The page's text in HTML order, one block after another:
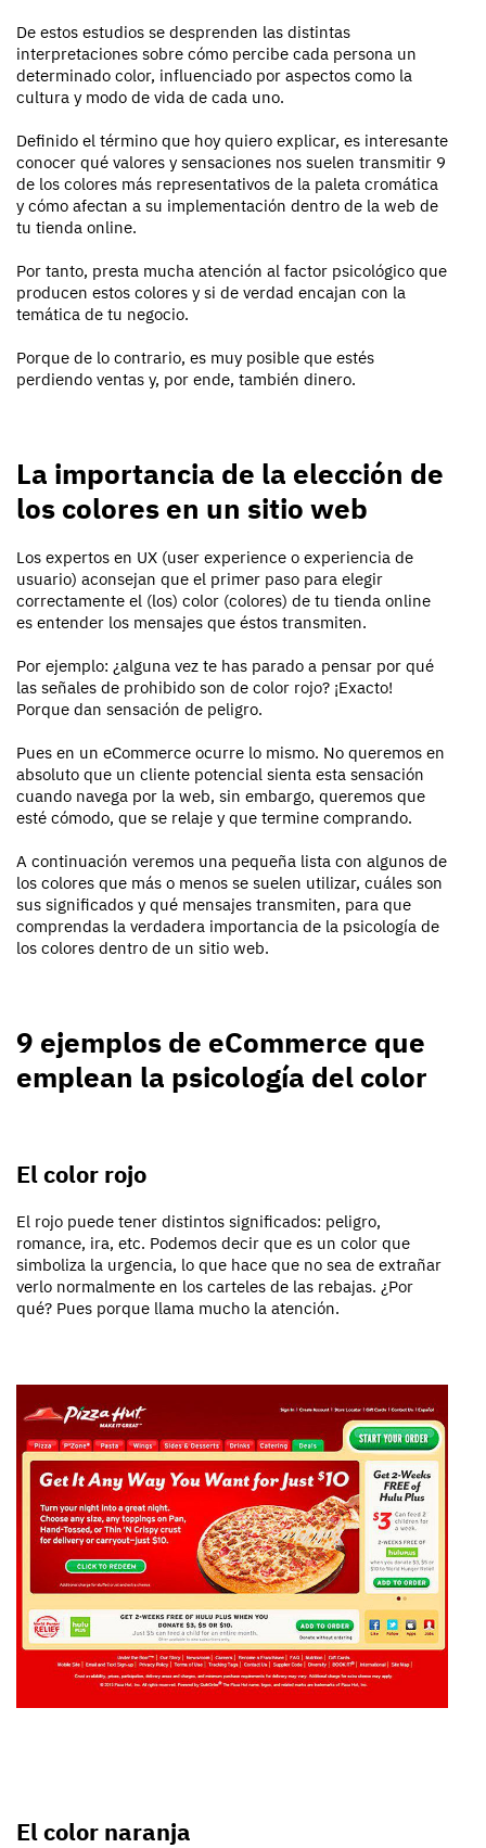
De estos estudios se desprenden las distintas
interpretaciones sobre cómo percibe cada persona un
determinado color, influenciado por aspectos como la
cultura y modo de vida de cada uno.
Definido el término que hoy quiero explicar, es interesante
conocer qué valores y sensaciones nos suelen transmitir 9
de los colores más representativos de la paleta cromática
y cómo afectan a su implementación dentro de la web de
tu tienda online.
Por tanto, presta mucha atención al factor psicológico que
producen estos colores y si de verdad encajan con la
temática de tu negocio.
Porque de lo contrario, es muy posible que estés
perdiendo ventas y, por ende, también dinero.
La importancia de la elección de
los colores en un sitio web
Los expertos en UX (user experience o experiencia de
usuario) aconsejan que el primer paso para elegir
correctamente el (los) color (colores) de tu tienda online
es entender los mensajes que éstos transmiten.
Por ejemplo: ¿alguna vez te has parado a pensar por qué
las señales de prohibido son de color rojo? ¡Exacto!
Porque dan sensación de peligro.
Pues en un eCommerce ocurre lo mismo. No queremos en
absoluto que un cliente potencial sienta esta sensación
cuando navega por la web, sin embargo, queremos que
esté cómodo, que se relaje y que termine comprando.
A continuación veremos una pequeña lista con algunos de
los colores que más o menos se suelen utilizar, cuáles son
sus significados y qué mensajes transmiten, para que
comprendas la verdadera importancia de la psicología de
los colores dentro de un sitio web.
9 ejemplos de eCommerce que
emplean la psicología del color
El color rojo
El rojo puede tener distintos significados: peligro,
romance, ira, etc. Podemos decir que es un color que
simboliza la urgencia, lo que hace que no sea de extrañar
verlo normalmente en los carteles de las rebajas. ¿Por
qué? Pues porque llama mucho la atención.
El color naranja